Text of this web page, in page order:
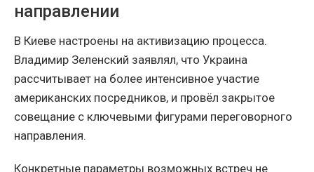
направлении
В Киеве настроены на активизацию процесса.
Владимир Зеленский заявлял, что Украина
рассчитывает на более интенсивное участие
американских посредников, и провёл закрытое
совещание с ключевыми фигурами переговорного
направления.
Конкретные параметры возможных встреч не